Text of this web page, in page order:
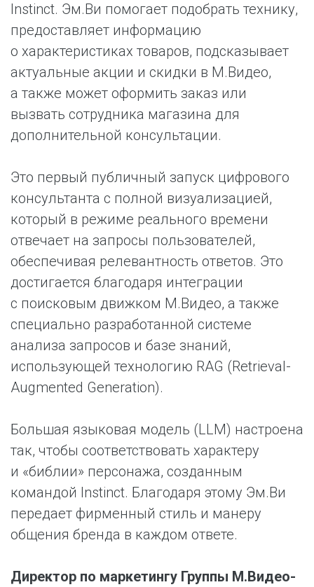
Instinct. Эм.Ви помогает подобрать технику,
предоставляет информацию
о характеристиках товаров, подсказывает
актуальные акции и скидки в М.Видео,
а также может оформить заказ или
вызвать сотрудника магазина для
дополнительной консультации.
Это первый публичный запуск цифрового
консультанта с полной визуализацией,
который в режиме реального времени
отвечает на запросы пользователей,
обеспечивая релевантность ответов. Это
достигается благодаря интеграции
с поисковым движком М.Видео, а также
специально разработанной системе
анализа запросов и базе знаний,
использующей технологию RAG (Retrieval-
Augmented Generation).
Большая языковая модель (LLM) настроена
так, чтобы соответствовать характеру
и «библии» персонажа, созданным
командой Instinct. Благодаря этому Эм.Ви
передает фирменный стиль и манеру
общения бренда в каждом ответе.
Директор по маркетингу Группы М.Видео-